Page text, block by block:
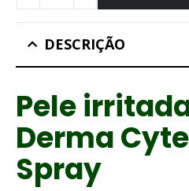
DESCRIÇÃO
Pele
Derma
Spray